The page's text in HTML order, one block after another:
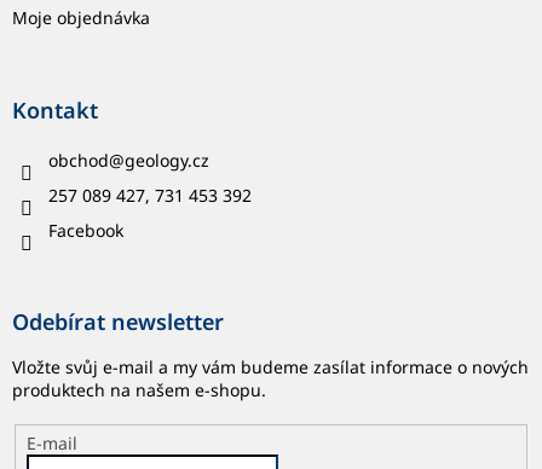
Moje objednávka
Kontakt
obchod@geology.cz
257 089 427, 731 453 392
Facebook
Odebírat newsletter
Vložte svůj e-mail a my vám budeme zasílat informace o nových
produktech na našem e-shopu.
E-mail